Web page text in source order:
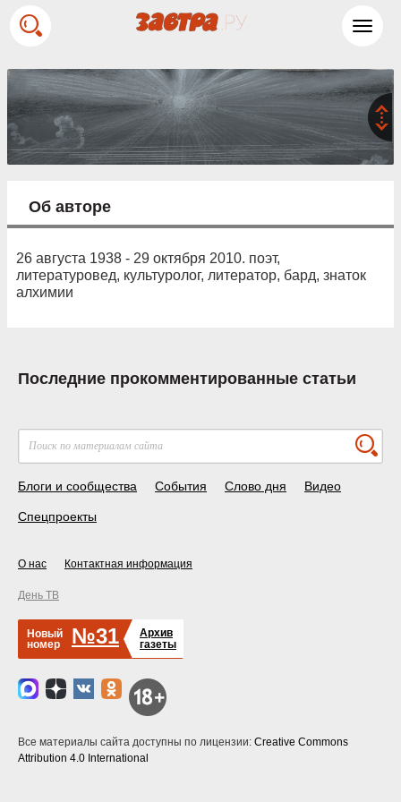
Об авторе
26 августа 1938 - 29 октября 2010. поэт,
литературовед, культуролог, литератор, бард, знаток
алхимии
Последние прокомментированные статьи
Блоги и сообщества События Слово дня Видео
Спецпроекты
О нас Контактная информация
День ТВ
Новый
номер
№31
Архив
газеты
Все материалы сайта доступны по лицензии: Creative Commons
Attribution 4.0 International